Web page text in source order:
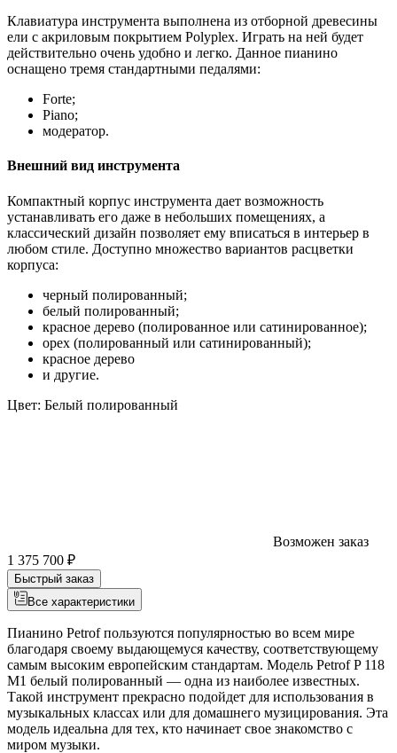
Клавиатура инструмента выполнена из отборной древесины
ели с акриловым покрытием Polyplex. Играть на ней будет
действительно очень удобно и легко. Данное пианино
оснащено тремя стандартными педалями:
Forte;
Piano;
модератор.
Внешний вид инструмента
Компактный корпус инструмента дает возможность
устанавливать его даже в небольших помещениях, а
классический дизайн позволяет ему вписаться в интерьер в
любом стиле. Доступно множество вариантов расцветки
корпуса:
черный полированный;
белый полированный;
красное дерево (полированное или сатинированное);
орех (полированный или сатинированный);
красное дерево
и другие.
Цвет: Белый полированный
Возможен заказ
1 375 700 ₽
Быстрый заказ
Все характеристики
Пианино Petrof пользуются популярностью во всем мире
благодаря своему выдающемуся качеству, соответствующему
самым высоким европейским стандартам. Модель Petrof P 118
M1 белый полированный — одна из наиболее известных.
Такой инструмент прекрасно подойдет для использования в
музыкальных классах или для домашнего музицирования. Эта
модель идеальна для тех, кто начинает свое знакомство с
миром музыки.